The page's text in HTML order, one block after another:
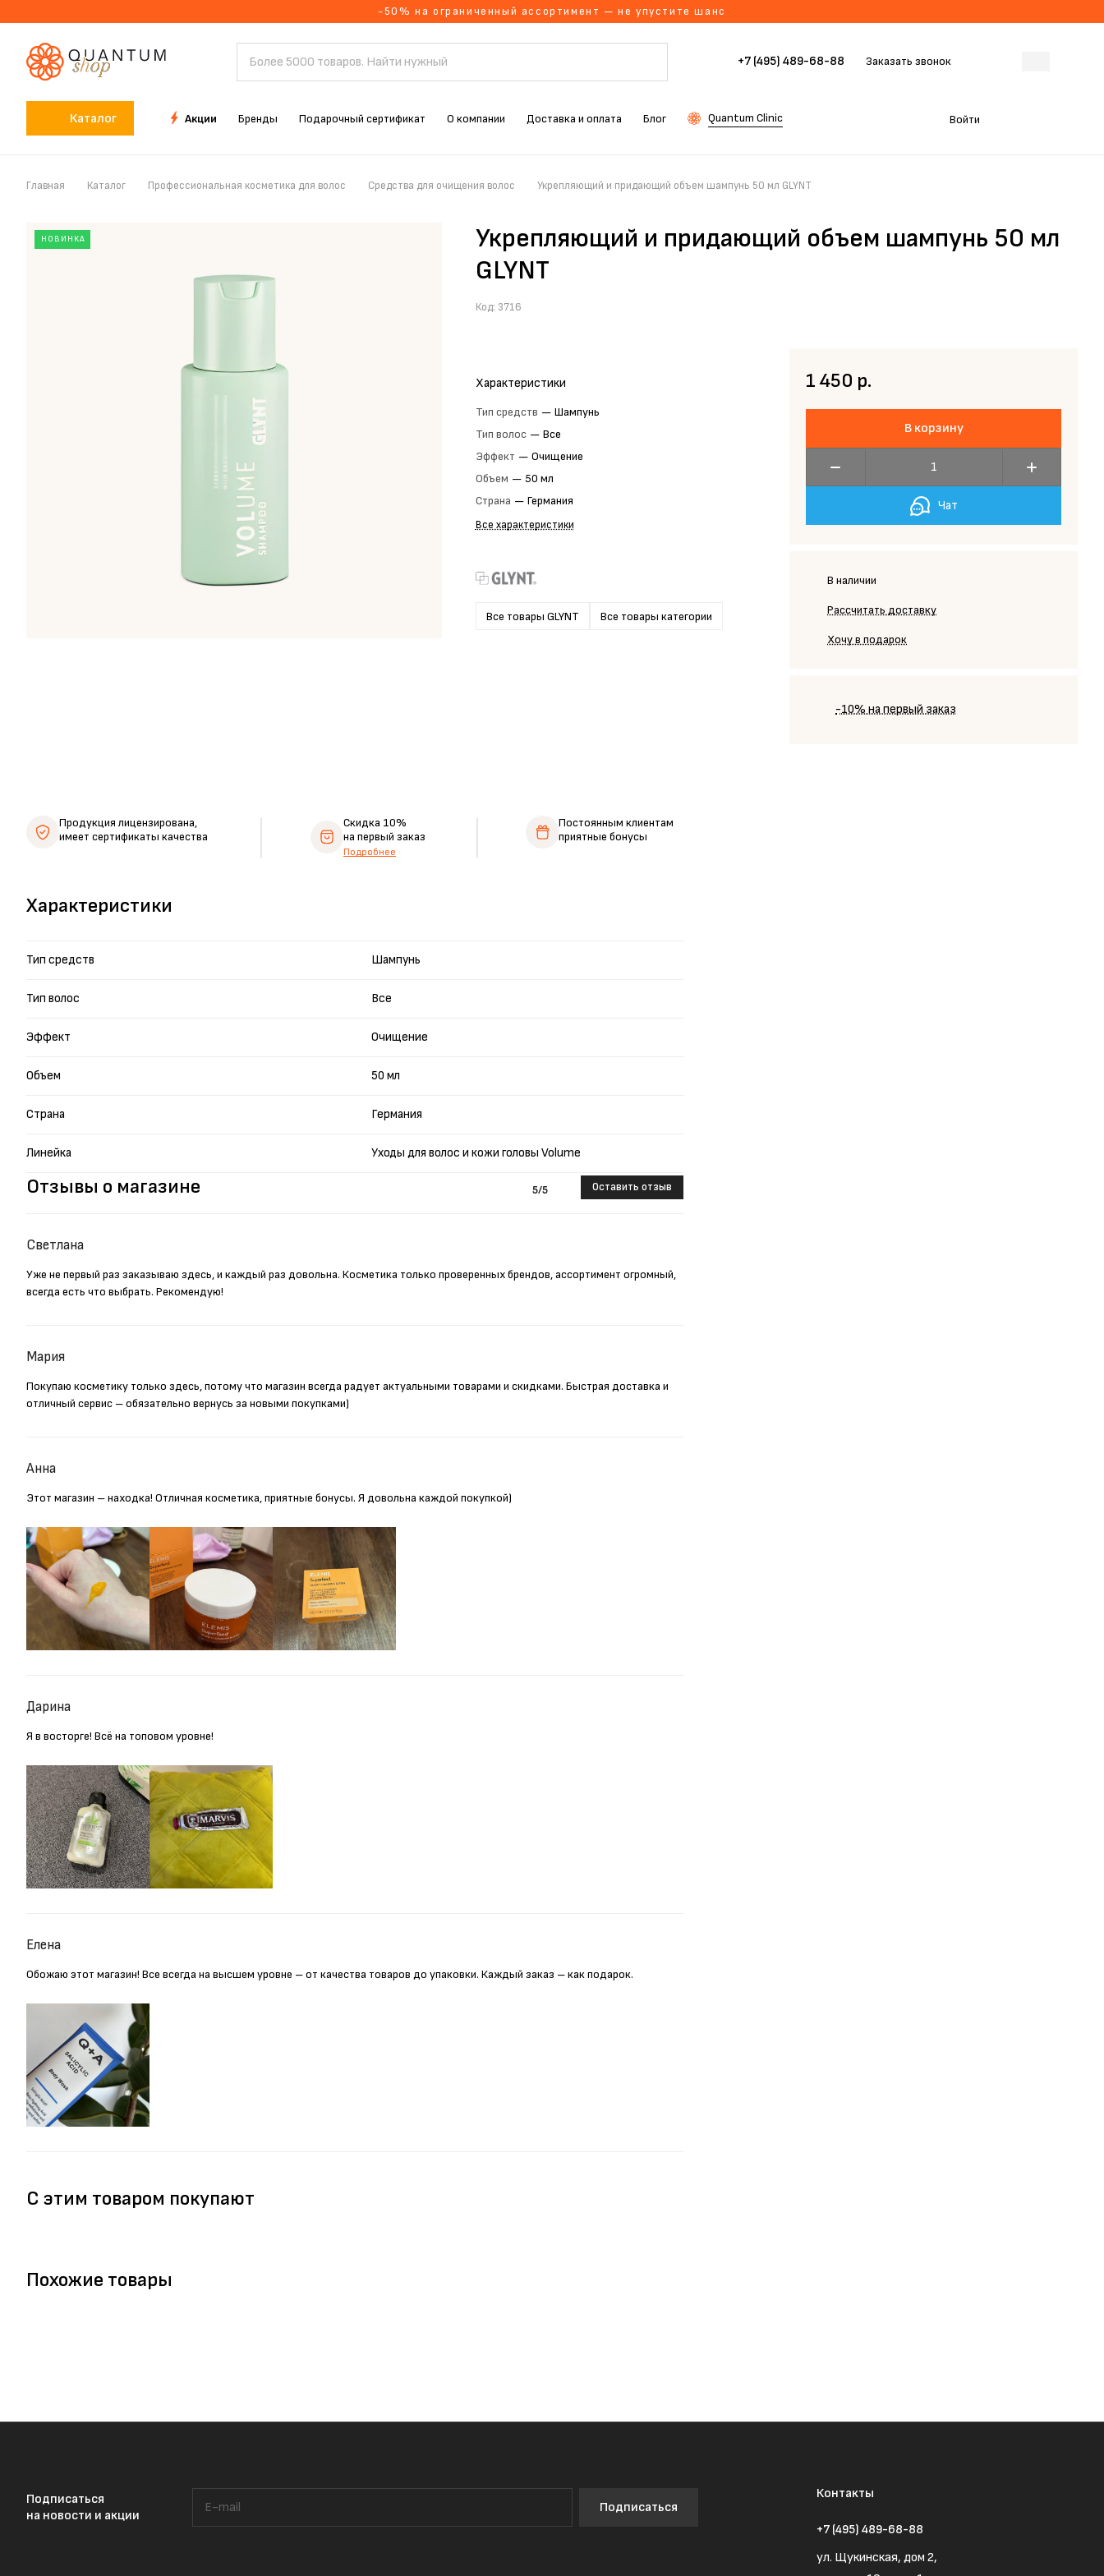
-50% на ограниченный ассортимент — не упустите шанс
+7 (495) 489-68-88 Заказать звонок
Каталог Акции Бренды Подарочный сертификат О компании Доставка и оплата Блог Quantum Clinic Войти
Главная Каталог Профессиональная косметика для волос Средства для очищения волос Укрепляющий и придающий объем шампунь 50 мл GLYNT
НОВИНКА
Укрепляющий и придающий объем шампунь 50 мл
GLYNT
Код: 3716
Характеристики
Тип средств — Шампунь
Тип волос — Все
Эффект — Очищение
Объем — 50 мл
Страна — Германия
Все характеристики
Все товары GLYNT Все товары категории
1 450 р.
В корзину
Чат
В наличии
Рассчитать доставку
Хочу в подарок
-10% на первый заказ
Отзывы о магазине 5/5 Оставить отзыв
Светлана
Уже не первый раз заказываю здесь, и каждый раз довольна. Косметика только проверенных брендов, ассортимент огромный,
всегда есть что выбрать. Рекомендую!
Мария
Покупаю косметику только здесь, потому что магазин всегда радует актуальными товарами и скидками. Быстрая доставка и
отличный сервис – обязательно вернусь за новыми покупками)
Анна
Этот магазин – находка! Отличная косметика, приятные бонусы. Я довольна каждой покупкой)
Дарина
Я в восторге! Всё на топовом уровне!
Елена
Обожаю этот магазин! Все всегда на высшем уровне – от качества товаров до упаковки. Каждый заказ – как подарок.
Характеристики
Тип средств Шампунь
Тип волос Все
Эффект Очищение
Объем 50 мл
Страна Германия
Линейка Уходы для волос и кожи головы Volume
Продукция лицензирована,
имеет сертификаты качества
Скидка 10%
на первый заказ
Подробнее
Постоянным клиентам
приятные бонусы
С этим товаром покупают
Похожие товары
Подписаться
на новости и акции
Подписаться
Контакты
+7 (495) 489-68-88
ул. Щукинская, дом 2,